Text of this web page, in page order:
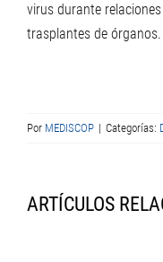
virus durante
trasplantes de órganos.
Por MEDISCOP | Categorías:
ARTÍCULOS